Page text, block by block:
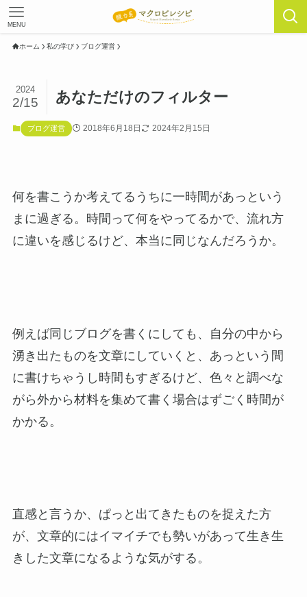
MENU
ホーム 私の学び ブログ運営
あなただけのフィルター
2024
2/15
ブログ運営 2018年6月18日 2024年2月15日
何を書こうか考えてるうちに一時間があっという
まに過ぎる。時間って何をやってるかで、流れ方
に違いを感じるけど、本当に同じなんだろうか。
例えば同じブログを書くにしても、自分の中から
湧き出たものを文章にしていくと、あっという間
に書けちゃうし時間もすぎるけど、色々と調べな
がら外から材料を集めて書く場合はずごく時間が
かかる。
直感と言うか、ぱっと出てきたものを捉えた方
が、文章的にはイマイチでも勢いがあって生き生
きした文章になるような気がする。